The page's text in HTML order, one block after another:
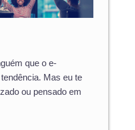
que o e-
Mas eu te
ou pensado em